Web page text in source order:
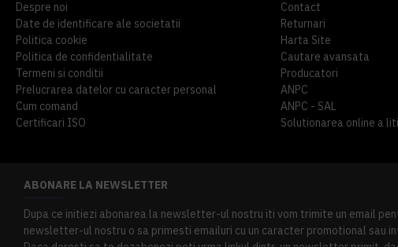
Despre noi
Date de identificare ale societatii
Politica cookie
Politica de confidentialitate
Termeni si conditii
Prelucrarea datelor cu caracter personal
Cum comand
Certificari ISO
Contact
Returnari
Harta Site
Cautare avansata
Producatori
ANPC
ANPC - SAL
Solutionarea online a
ABONARE LA NEWSLETTER
Dupa ce initiezi abonarea la newsletter-ul nostru iti vom trimite un email
newsletter-ul nostru o sa primesti emailuri cu un caracter promotional sau